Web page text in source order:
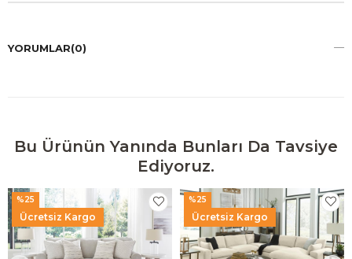
YORUMLAR(0)
Bu Ürünün Yanında Bunları Da Tavsiye
Ediyoruz.
Ücretsiz Kargo
%25
Ücretsiz Kargo
%25